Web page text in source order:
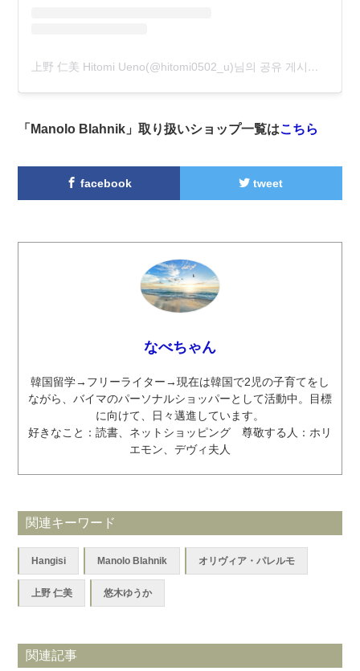
上野 仁美 Hitomi Ueno(@hitomi0502_u)님의 공유 게시물
「Manolo Blahnik」取り扱いショップ一覧はこちら
facebook tweet
なべちゃん
韓国留学→フリーライター→現在は韓国で2児の子育てをし
ながら、バイマのパーソナルショッパーとして活動中。目標
に向けて、日々邁進しています。
好きなこと：読書、ネットショッピング 尊敬する人：ホリ
エモン、デヴィ夫人
関連キーワード
Hangisi Manolo Blahnik オリヴィア・パレルモ
上野 仁美 悠木ゆうか
関連記事